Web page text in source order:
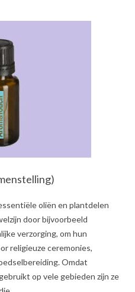
oliën en plantdelen
door bijvoorbeeld
verzorging, om hun
religieuze ceremonies,
Omdat
op vele gebieden zijn ze